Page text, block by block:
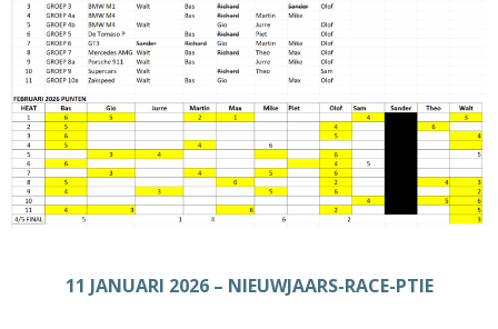
11 JANUARI 2026 – NIEUWJAARS-RACE-PTIE